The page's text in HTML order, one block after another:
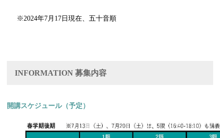
※2024年7月17日現在、五十音順
INFORMATION 募集内容
開講スケジュール（予定）